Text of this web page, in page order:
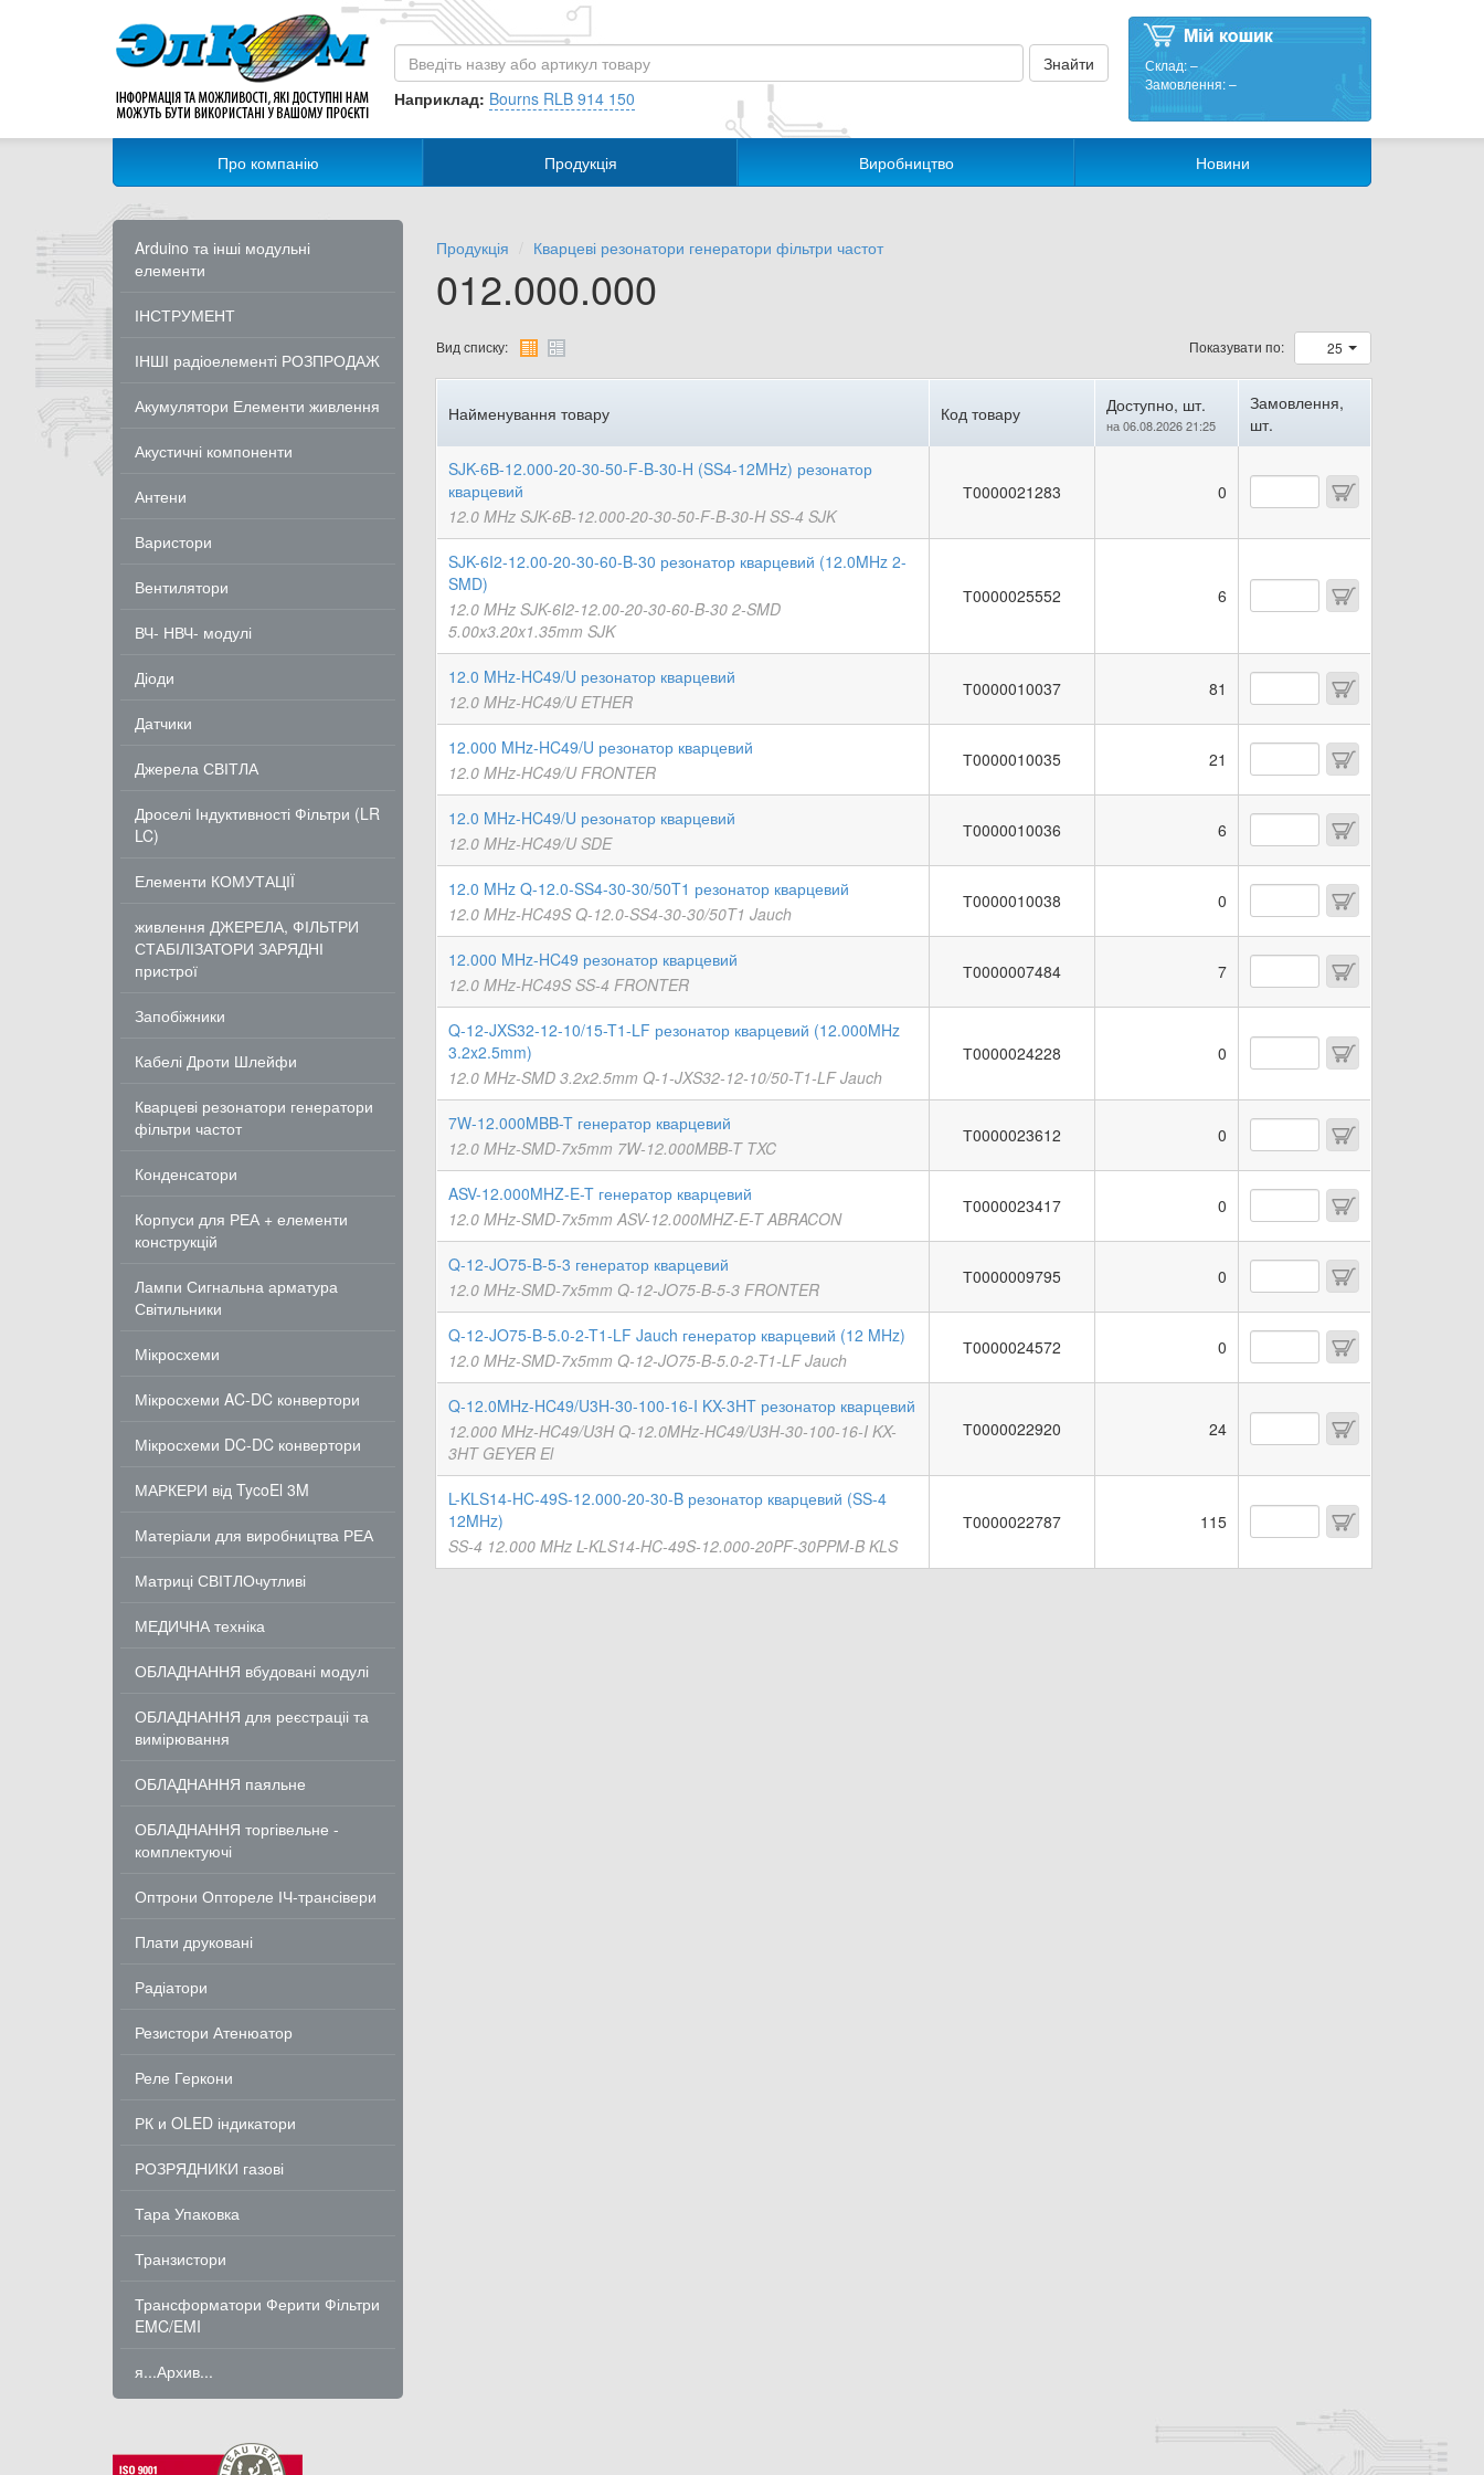
Наприклад: Bourns RLB 914 150
Склад:–
Замовлення:–
Про компанію Продукція Виробництво Новини
Arduino та інші модульні
елементи
ІНСТРУМЕНТ
ІНШІ радіоелементі РОЗПРОДАЖ
Акумулятори Елементи живлення
Акустичні компоненти
Антени
Варистори
Вентилятори
ВЧ- НВЧ- модулі
Діоди
Датчики
Джерела СВІТЛА
Дроселі Індуктивності Фільтри (LR
LC)
Елементи КОМУТАЦІЇ
живлення ДЖЕРЕЛА, ФІЛЬТРИ
СТАБІЛІЗАТОРИ ЗАРЯДНІ
пристрої
Запобіжники
Кабелі Дроти Шлейфи
Кварцеві резонатори генератори
фільтри частот
Конденсатори
Корпуси для РЕА + елементи
конструкцій
Лампи Сигнальна арматура
Світильники
Мікросхеми
Мікросхеми AC-DC конвертори
Мікросхеми DC-DC конвертори
МАРКЕРИ від TycoEl 3M
Матеріали для виробництва РЕА
Матриці СВІТЛОчутливі
МЕДИЧНА техніка
ОБЛАДНАННЯ вбудовані модулі
ОБЛАДНАННЯ для реєстраціі та
вимірювання
ОБЛАДНАННЯ паяльне
ОБЛАДНАННЯ торгівельне -
комплектуючі
Оптрони Оптореле ІЧ-трансівери
Плати друковані
Радіатори
Резистори Атенюатор
Реле Геркони
РК и OLED індикатори
РОЗРЯДНИКИ газові
Тара Упаковка
Транзистори
Трансформатори Ферити Фільтри
EMC/EMI
я...Архив...
Продукція Кварцеві резонатори генератори фільтри частот
012.000.000
Вид списку: Показувати по: 25
Найменування товару Код товару Доступно, шт.
на 06.08.2026 21:25
Замовлення,
шт.
SJK-6B-12.000-20-30-50-F-B-30-H (SS4-12MHz) резонатор
кварцевий
12.0 MHz SJK-6B-12.000-20-30-50-F-B-30-H SS-4 SJK
Т0000021283 0
SJK-6I2-12.00-20-30-60-B-30 резонатор кварцевий (12.0MHz 2-
SMD)
12.0 MHz SJK-6I2-12.00-20-30-60-B-30 2-SMD
5.00x3.20x1.35mm SJK
Т0000025552 6
12.0 MHz-HC49/U резонатор кварцевий
12.0 MHz-HC49/U ETHER
Т0000010037 81
12.000 MHz-HC49/U резонатор кварцевий
12.0 MHz-HC49/U FRONTER
Т0000010035 21
12.0 MHz-HC49/U резонатор кварцевий
12.0 MHz-HC49/U SDE
Т0000010036 6
12.0 MHz Q-12.0-SS4-30-30/50T1 резонатор кварцевий
12.0 MHz-HC49S Q-12.0-SS4-30-30/50T1 Jauch
Т0000010038 0
12.000 MHz-HC49 резонатор кварцевий
12.0 MHz-HC49S SS-4 FRONTER
Т0000007484 7
Q-12-JXS32-12-10/15-T1-LF резонатор кварцевий (12.000MHz
3.2x2.5mm)
12.0 MHz-SMD 3.2x2.5mm Q-1-JXS32-12-10/50-T1-LF Jauch
Т0000024228 0
7W-12.000MBB-T генератор кварцевий
12.0 MHz-SMD-7x5mm 7W-12.000MBB-T TXC
Т0000023612 0
ASV-12.000MHZ-E-T генератор кварцевий
12.0 MHz-SMD-7x5mm ASV-12.000MHZ-E-T ABRACON
Т0000023417 0
Q-12-JO75-B-5-3 генератор кварцевий
12.0 MHz-SMD-7x5mm Q-12-JO75-B-5-3 FRONTER
Т0000009795 0
Q-12-JO75-B-5.0-2-T1-LF Jauch генератор кварцевий (12 MHz)
12.0 MHz-SMD-7x5mm Q-12-JO75-B-5.0-2-T1-LF Jauch
Т0000024572 0
Q-12.0MHz-HC49/U3H-30-100-16-I KX-3HT резонатор кварцевий
12.000 MHz-HC49/U3H Q-12.0MHz-HC49/U3H-30-100-16-I KX-
3HT GEYER El
Т0000022920 24
L-KLS14-HC-49S-12.000-20-30-B резонатор кварцевий (SS-4
12MHz)
SS-4 12.000 MHz L-KLS14-HC-49S-12.000-20PF-30PPM-B KLS
Т0000022787 115